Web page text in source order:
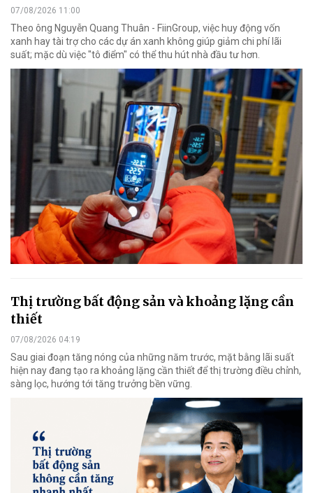
07/08/2026 11:00
Theo ông Nguyễn Quang Thuân - FiinGroup, việc huy động vốn
xanh hay tài trợ cho các dự án xanh không giúp giảm chi phí lãi
suất; mặc dù việc "tô điểm" có thể thu hút nhà đầu tư hơn.
Thị trường bất động sản và khoảng lặng cần
thiết
07/08/2026 04:19
Sau giai đoạn tăng nóng của những năm trước, mặt bằng lãi suất
hiện nay đang tạo ra khoảng lặng cần thiết để thị trường điều chỉnh,
sàng lọc, hướng tới tăng trưởng bền vững.